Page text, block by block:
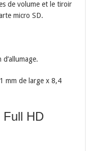
de volume et le tiroir
micro SD.
mm de large x 8,4
Full HD